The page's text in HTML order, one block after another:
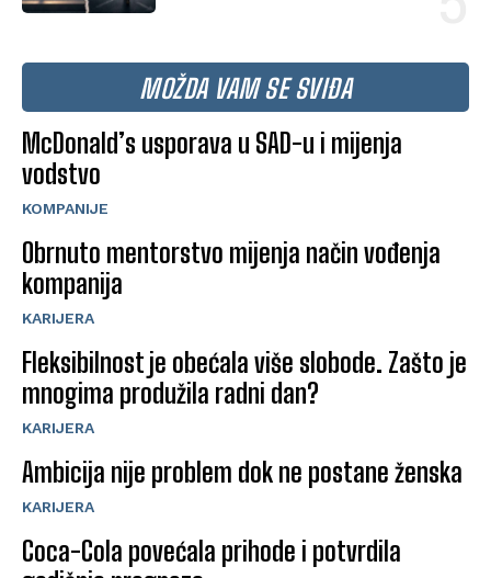
MOŽDA VAM SE SVIĐA
McDonald’s usporava u SAD-u i mijenja
vodstvo
KOMPANIJE
Obrnuto mentorstvo mijenja način vođenja
kompanija
KARIJERA
Fleksibilnost je obećala više slobode. Zašto je
mnogima produžila radni dan?
KARIJERA
Ambicija nije problem dok ne postane ženska
KARIJERA
Coca-Cola povećala prihode i potvrdila